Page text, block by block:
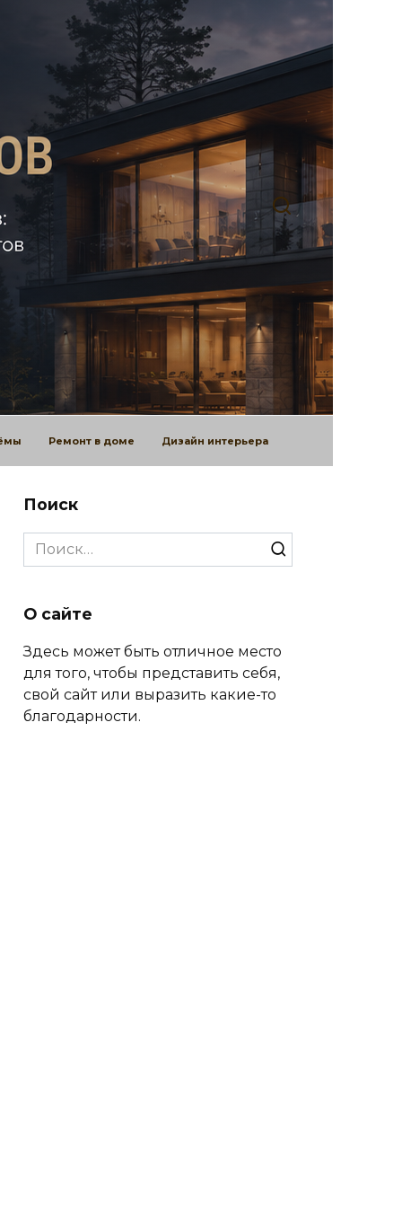
Ремонт в доме Дизайн интерьера
Поиск
Search
for:
О сайте
Здесь может быть отличное место
для того, чтобы представить себя,
свой сайт или выразить какие-то
благодарности.